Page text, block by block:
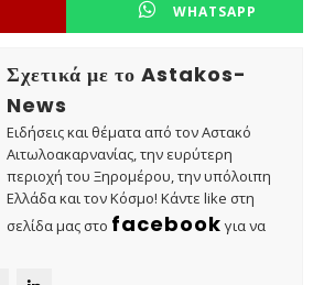
WHATSAPP
Σχετικά με το Astakos-
News
Ειδήσεις και θέματα από τον Αστακό
Αιτωλοακαρνανίας, την ευρύτερη
περιοχή του Ξηρομέρου, την υπόλοιπη
Ελλάδα και τον Κόσμο! Κάντε like στη
σελίδα μας στο facebook για να